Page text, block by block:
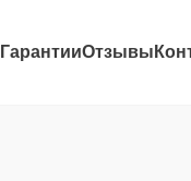
ГарантииОтзывы